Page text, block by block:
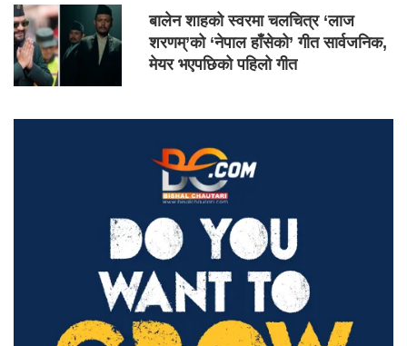
बालेन शाहको स्वरमा चलचित्र ‘लाज
शरणम्’को ‘नेपाल हाँसेको’ गीत सार्वजनिक,
मेयर भएपछिको पहिलो गीत